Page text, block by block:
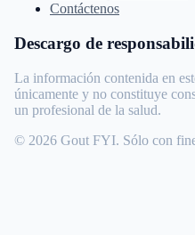
Contáctenos
Descargo de
La información contenida en
únicamente y no constituye
un profesional de la salud.
© 2026 Gout FYI. Sólo con